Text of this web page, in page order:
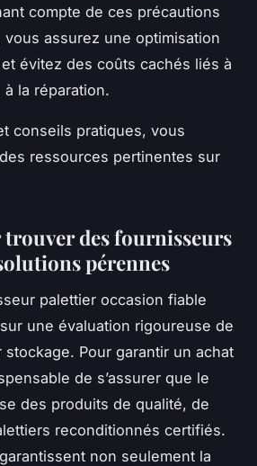
compte de ces précautions
assurez une optimisation
évitez des coûts cachés liés à
la réparation.
conseils pratiques, vous
ressources pertinentes sur
des fournisseurs
pérennes
palettier occasion fiable
une évaluation rigoureuse de
Pour garantir un achat
de s’assurer que le
des produits de qualité, de
reconditionnés certifiés.
non seulement la